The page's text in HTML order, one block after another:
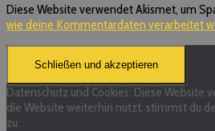
Diese Website verwendet Akismet, um
wie deine Kommentardaten verarbeitet
Datenschutz und Cookies: Diese Website
die Website weiterhin nutzt, stimmst du
zu.